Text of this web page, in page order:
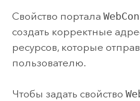
Свойство портала
создать корректные
ресурсов, которые
пользователю.
Чтобы задать свойство